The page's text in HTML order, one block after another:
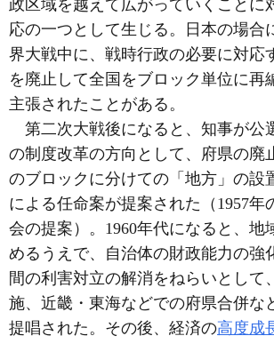
政区域を越えて広がっていくことに
応の一つとして生じる。日本の場合
界大戦中に、戦時行政の必要に対応
を廃止して全国をブロック単位に再
主張されたことがある。
第二次大戦後になると、知事が公
の制度改革の方向として、府県の廃
のブロックに分けての「地方」の設
による任命案が提案された（1957年
会の提案）。1960年代になると、地
めるうえで、自治体の財政能力の強
間の利害対立の解消をねらいとして
施、近畿・東海などでの府県合併な
提唱された。その後、経済の高度成